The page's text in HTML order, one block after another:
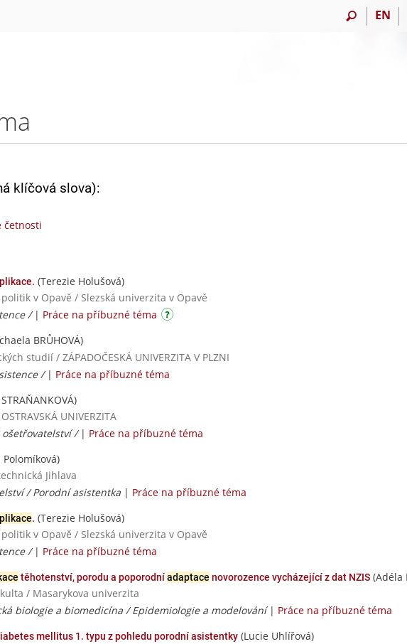
EN
klíčová slova):
četnosti
(Terezie Holušová)
v Opavě / Slezská univerzita v Opavě
/ | Práce na příbuzné téma
BRŮHOVÁ)
studií / ZÁPADOČESKÁ UNIVERZITA V PLZNI
/ | Práce na příbuzné téma
UNIVERZITA
ošetřovatelství / | Práce na příbuzné téma
Polomíková)
Jihlava
/ Porodní asistentka | Práce na příbuzné téma
. (Terezie Holušová)
v Opavě / Slezská univerzita v Opavě
/ | Práce na příbuzné téma
těhotenství, porodu a poporodníadaptace novorozence vycházející z dat NZIS (Adéla
/ Masarykova univerzita
biologie a biomedicína / Epidemiologie a modelování| Práce na příbuzné téma
mellitus 1. typu z pohledu porodní asistentky (Lucie Uhlířová)